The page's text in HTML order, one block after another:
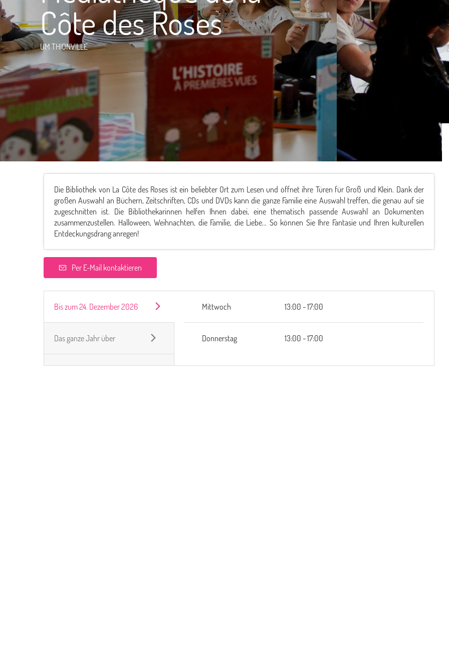
Côte des Roses
UM THIONVILLE
Die Bibliothek von La Côte des Roses ist ein beliebter Ort zum Lesen und öffnet ihre Türen für Groß und Klein. Dank der
großen Auswahl an Büchern, Zeitschriften, CDs und DVDs kann die ganze Familie eine Auswahl treffen, die genau auf sie
zugeschnitten ist. Die Bibliothekarinnen helfen Ihnen dabei, eine thematisch passende Auswahl an Dokumenten
zusammenzustellen. Halloween, Weihnachten, die Familie, die Liebe... So können Sie Ihre Fantasie und Ihren kulturellen
Entdeckungsdrang anregen!
Per E-Mail kontaktieren
Bis zum24. Dezember 2026
Das ganze Jahr über
Mittwoch 13:00 - 17:00
Donnerstag 13:00 - 17:00